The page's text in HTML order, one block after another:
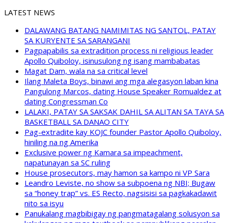
LATEST NEWS
DALAWANG BATANG NAMIMITAS NG SANTOL, PATAY
SA KURYENTE SA SARANGANI
Pagpapabilis sa extradition process ni religious leader
Apollo Quiboloy, isinusulong ng isang mambabatas
Magat Dam, wala na sa critical level
Ilang Maleta Boys, binawi ang mga alegasyon laban kina
Pangulong Marcos, dating House Speaker Romualdez at
dating Congressman Co
LALAKI, PATAY SA SAKSAK DAHIL SA ALITAN SA TAYA SA
BASKETBALL SA DANAO CITY
Pag-extradite kay KOJC founder Pastor Apollo Quiboloy,
hiniling na ng Amerika
Exclusive power ng Kamara sa impeachment,
napatunayan sa SC ruling
House prosecutors, may hamon sa kampo ni VP Sara
Leandro Leviste, no show sa subpoena ng NBI; Bugaw
sa “honey trap” vs. ES Recto, nagsisisi sa pagkakadawit
nito sa isyu
Panukalang magbibigay ng pangmatagalang solusyon sa